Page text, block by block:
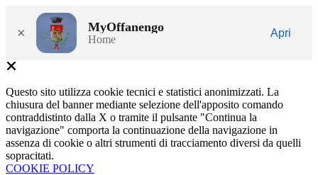
× MyOffanengo
Home
Apri
Questo sito utilizza cookie tecnici e statistici anonimizzati. La
chiusura del banner mediante selezione dell'apposito comando
contraddistinto dalla X o tramite il pulsante "Continua la
navigazione" comporta la continuazione della navigazione in
assenza di cookie o altri strumenti di tracciamento diversi da quelli
sopracitati.
COOKIE POLICY